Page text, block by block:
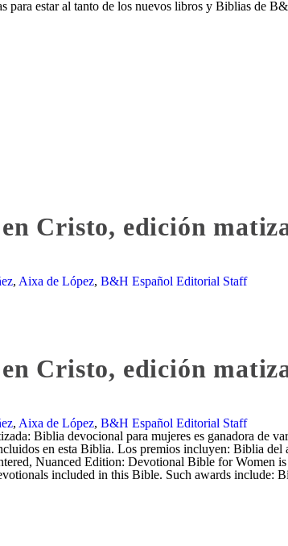
para estar al tanto de los nuevos libros y Biblias de
Cristo, edición
, Aixa de López, B&H Español Editorial Staff
Cristo, edición
, Aixa de López, B&H Español Editorial Staff
Biblia devocional para mujeres es ganadora de
en esta Biblia. Los premios incluyen: Biblia
Nuanced Edition: Devotional Bible for Women
included in this Bible. Such awards include: